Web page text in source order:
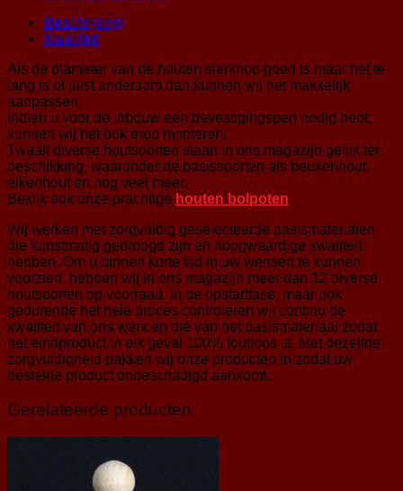
Beschrijving
Kwaliteit
Als de diameter van de houten sierknop goed is maar het te
lang is of juist andersom dan kunnen wij het makkelijk
aanpassen.
Indien u voor de inbouw een bevestigingspen nodig hebt,
kunnen wij het ook erop monteren.
Twaalf diverse houtsoorten staan in ons magazijn gelijk ter
beschikking, waaronder de basissoorten als beukenhout,
eikenhout en nog veel meer.
Bekijk ook onze prachtige houten bolpoten.
Wij werken met zorgvuldig geselecteerde basismaterialen
die kunstmatig gedroogd zijn en hoogwaardige kwaliteit
hebben. Om u binnen korte tijd in uw wensen te kunnen
voorzien, hebben wij in ons magazijn meer dan 12 diverse
houtsoorten op voorraad. In de opstartfase, maar ook
gedurende het hele proces controleren wij continu de
kwaliteit van ons werk en die van het basismateriaal zodat
het eindproduct in elk geval 100% foutloos is. Met dezelfde
zorgvuldigheid pakken wij onze producten in zodat uw
bestelde product onbeschadigd aankomt.
Gerelateerde producten